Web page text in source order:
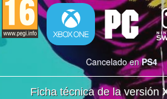
Cancelado enPS4
Ficha técnica de la versión